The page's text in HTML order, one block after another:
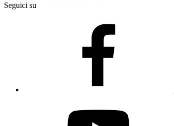
Seguici su